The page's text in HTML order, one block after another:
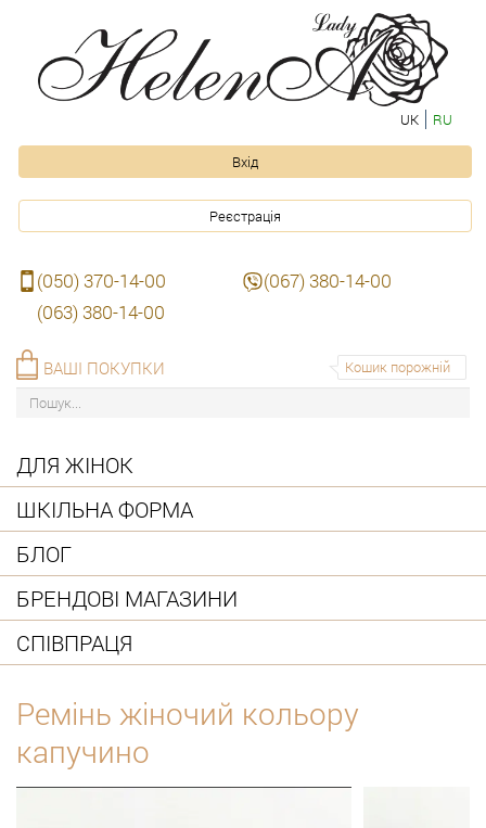
UK RU
Вхід
Реєстрація
(050) 370-14-00
(067) 380-14-00
(063) 380-14-00
Кошик порожній
ВАШІ ПОКУПКИ
ДЛЯ ЖІНОК
ШКІЛЬНА ФОРМА
БЛОГ
БРЕНДОВІ МАГАЗИНИ
СПІВПРАЦЯ
Ремінь жіночий кольору
капучино